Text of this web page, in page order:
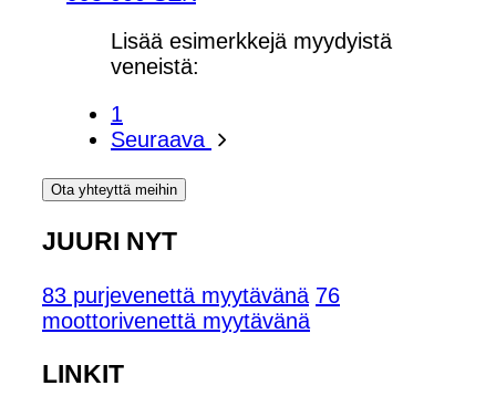
Lisää esimerkkejä myydyistä
veneistä:
1
Seuraava
Ota yhteyttä meihin
JUURI NYT
83 purjevenettä myytävänä 76
moottorivenettä myytävänä
LINKIT